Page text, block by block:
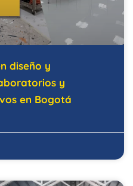
diseño y
y
en Bogotá